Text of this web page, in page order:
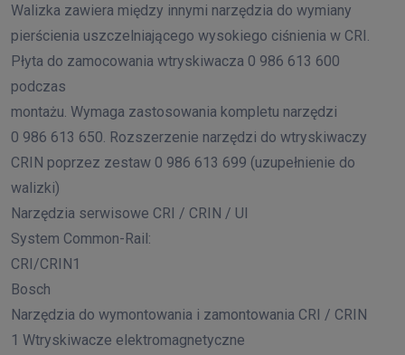
Walizka zawiera między innymi narzędzia do wymiany
pierścienia uszczelniającego wysokiego ciśnienia w CRI.
Płyta do zamocowania wtryskiwacza 0 986 613 600
podczas
montażu. Wymaga zastosowania kompletu narzędzi
0 986 613 650. Rozszerzenie narzędzi do wtryskiwaczy
CRIN poprzez zestaw 0 986 613 699 (uzupełnienie do
walizki)
Narzędzia serwisowe CRI / CRIN / UI
System Common-Rail:
CRI/CRIN1
Bosch
Narzędzia do wymontowania i zamontowania CRI / CRIN
1 Wtryskiwacze elektromagnetyczne